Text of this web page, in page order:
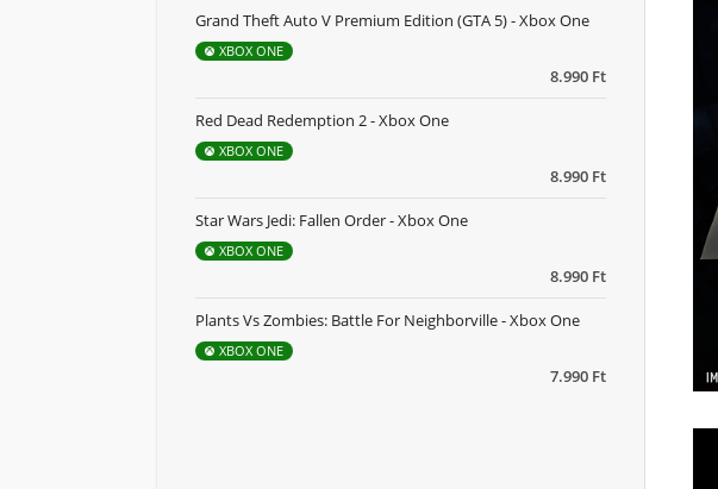
8.990 Ft
Grand Theft Auto V Premium Edition (GTA 5) - Xbox One
XBOX ONE
8.990 Ft
Red Dead Redemption 2 - Xbox One
XBOX ONE
8.990 Ft
Star Wars Jedi: Fallen Order - Xbox One
XBOX ONE
7.990 Ft
Plants Vs Zombies: Battle For Neighborville - Xbox One
XBOX ONE